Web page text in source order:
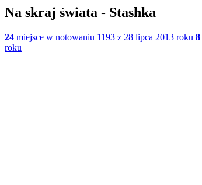
Na skraj świata - Stashka
24 miejsce w notowaniu 1193 z 28 lipca 2013 roku 8
roku